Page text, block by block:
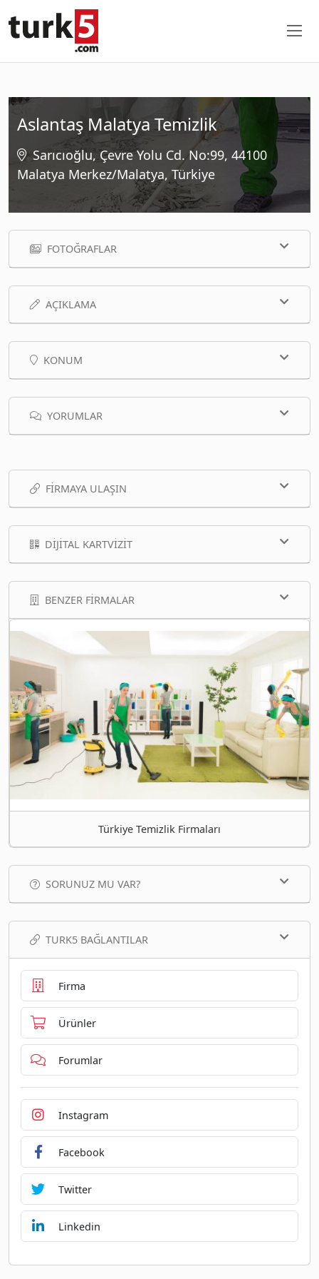
Aslantaş Malatya Temizlik
Sarıcıoğlu, Çevre Yolu Cd. No:99, 44100
Malatya Merkez/Malatya, Türkiye
FOTOĞRAFLAR
AÇIKLAMA
KONUM
YORUMLAR
FIRMAYA ULAŞIN
DIJITAL KARTVIZIT
BENZER FIRMALAR
Türkiye Temizlik Firmaları
SORUNUZ MU VAR?
TURK5 BAĞLANTILAR
Firma
Ürünler
Forumlar
Instagram
Facebook
Twitter
Linkedin